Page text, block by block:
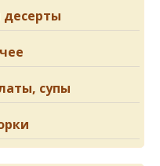
десерты
супы